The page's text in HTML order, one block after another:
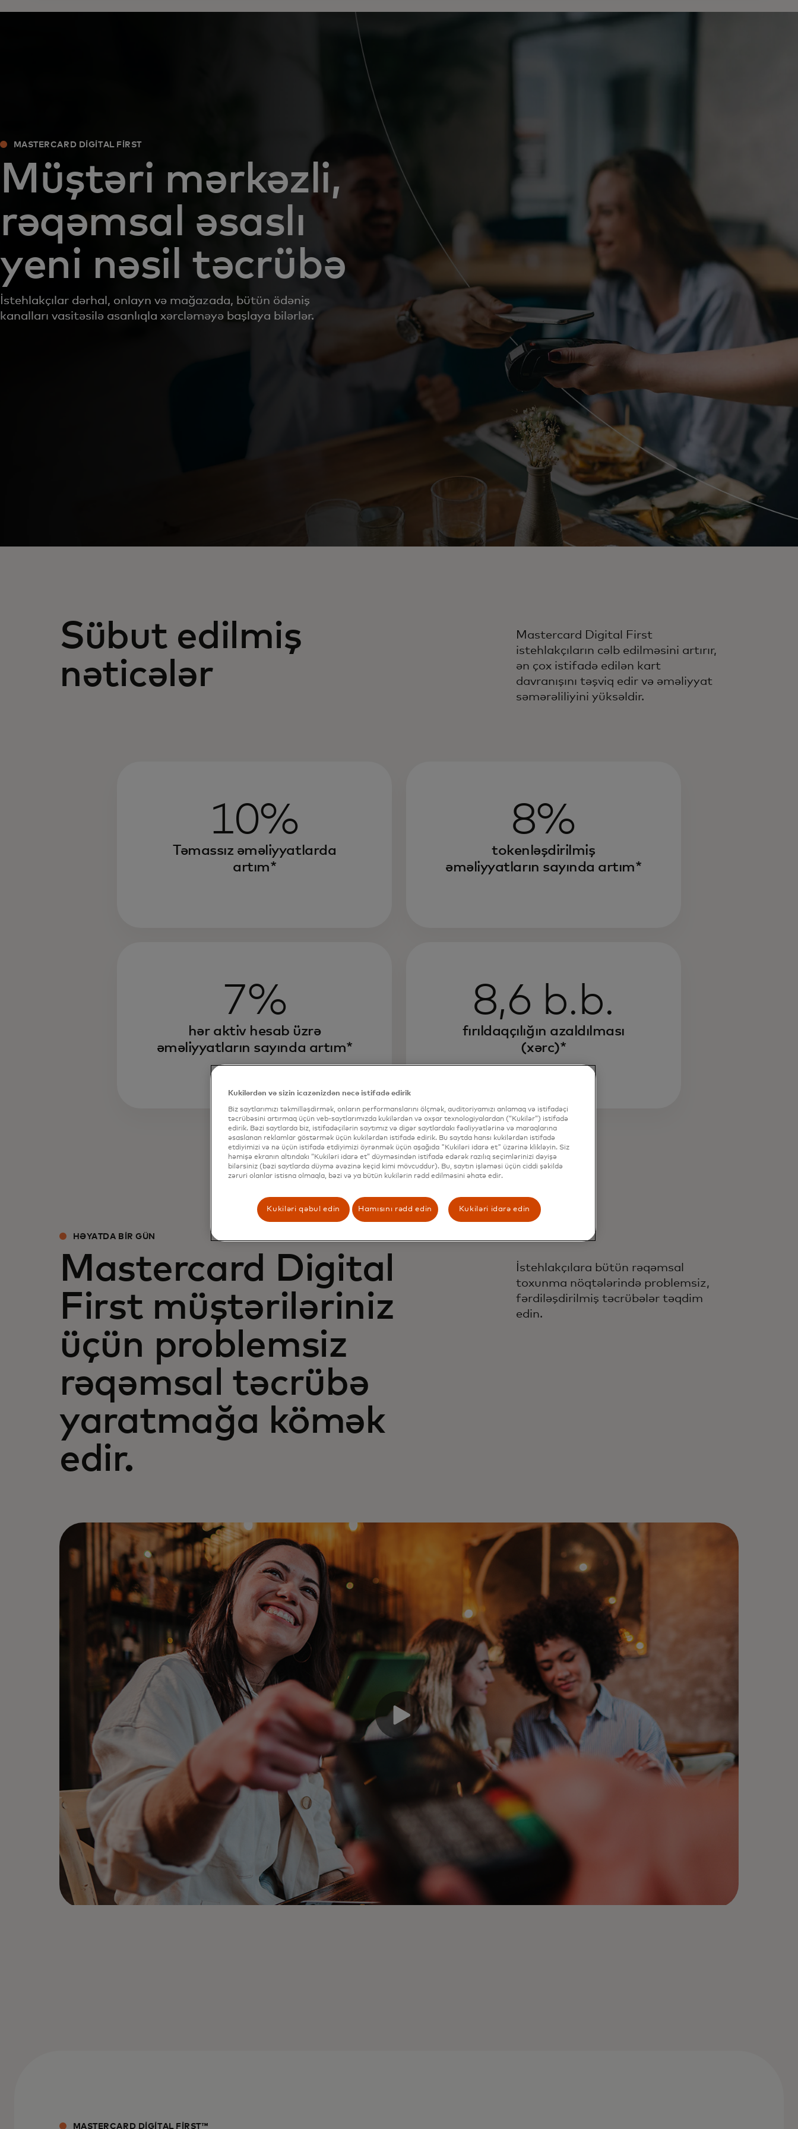
MASTERCARD DIGITAL FIRST
Müştəri mərkəzli,
rəqəmsal əsaslı
yeni nəsil təcrübə
İstehlakçılar dərhal, onlayn və mağazada, bütün ödəniş
kanalları vasitəsilə asanlıqla xərcləməyə başlaya bilərlər.
Sübut edilmiş
nəticələr
Mastercard Digital First
istehlakçıların cəlb edilməsini artırır,
ən çox istifadə edilən kart
davranışını təşviq edir və əməliyyat
səmərəliliyini yüksəldir.
10%
Təmassız əməliyyatlarda
artım*
8%
tokenləşdirilmiş
əməliyyatların sayında artım*
7%
hər aktiv hesab üzrə
əməliyyatların sayında artım*
8,6 b.b.
fırıldaqçılığın azaldılması
(xərc)*
HƏYATDA BIR GÜN
Mastercard Digital
First müştəriləriniz
üçün problemsiz
rəqəmsal təcrübə
yaratmağa kömək
edir.
İstehlakçılara bütün rəqəmsal
toxunma nöqtələrində problemsiz,
fərdiləşdirilmiş təcrübələr təqdim
edin.
MASTERCARD DIGITAL FIRST™
Kukilərdən və sizin icazənizdən necə istifadə edirik
Biz saytlarımızı təkmilləşdirmək, onların performanslarını ölçmək, auditoriyamızı anlamaq və istifadəçi
təcrübəsini artırmaq üçün veb-saytlarımızda kukilərdən və oxşar texnologiyalardan (“Kukilər”) istifadə
edirik. Bəzi saytlarda biz, istifadəçilərin saytımız və digər saytlardakı fəaliyyətlərinə və maraqlarına
əsaslanan reklamlar göstərmək üçün kukilərdən istifadə edirik. Bu saytda hansı kukilərdən istifadə
etdiyimizi və nə üçün istifadə etdiyimizi öyrənmək üçün aşağıda "Kukiləri idarə et" üzərinə klikləyin. Siz
həmişə ekranın altındakı “Kukiləri idarə et” düyməsindən istifadə edərək razılıq seçimlərinizi dəyişə
bilərsiniz (bəzi saytlarda düymə əvəzinə keçid kimi mövcuddur). Bu, saytın işləməsi üçün ciddi şəkildə
zəruri olanlar istisna olmaqla, bəzi və ya bütün kukilərin rədd edilməsini əhatə edir.
Kukiləri qəbul edin Hamısını rədd edin Kukiləri idarə edin